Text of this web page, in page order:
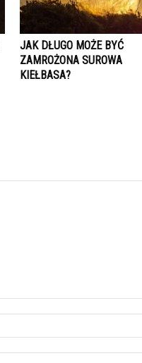
JAK DŁUGO MOŻE BYĆ
ZAMROŻONA SUROWA
KIEŁBASA?